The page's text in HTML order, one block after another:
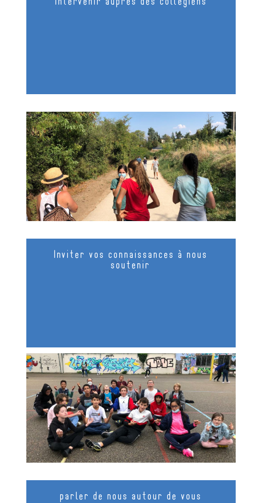
Inviter vos connaissances à nous
soutenir
parler de nous autour de vous